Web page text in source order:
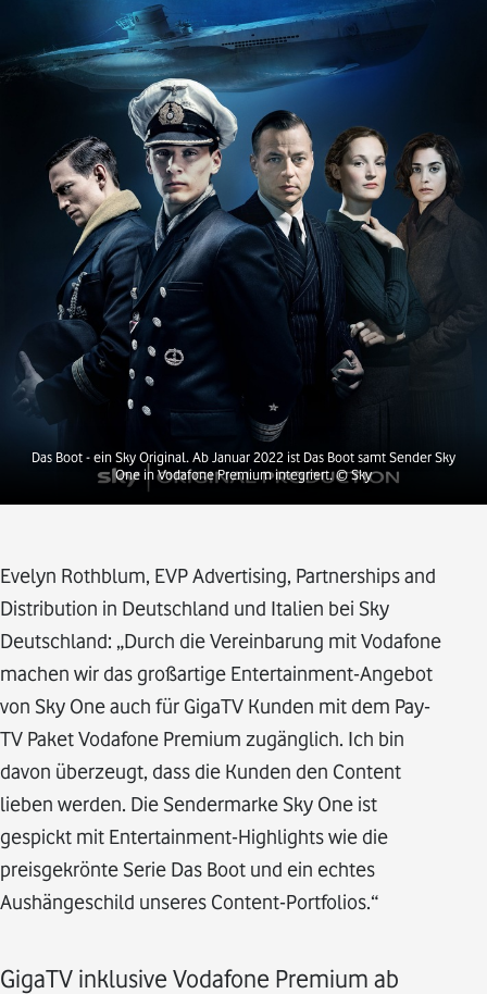
Das Boot - ein Sky Original. Ab Januar 2022 ist Das Boot samt Sender Sky
One in Vodafone Premium integriert.© Sky
Evelyn Rothblum, EVP Advertising, Partnerships and
Distribution in Deutschland und Italien bei Sky
Deutschland: „Durch die Vereinbarung mit Vodafone
machen wir das großartige Entertainment-Angebot
von Sky One auch für GigaTV Kunden mit dem Pay-
TV Paket Vodafone Premium zugänglich. Ich bin
davon überzeugt, dass die Kunden den Content
lieben werden. Die Sendermarke Sky One ist
gespickt mit Entertainment-Highlights wie die
preisgekrönte Serie Das Boot und ein echtes
Aushängeschild unseres Content-Portfolios.“
GigaTV inklusive Vodafone Premium ab